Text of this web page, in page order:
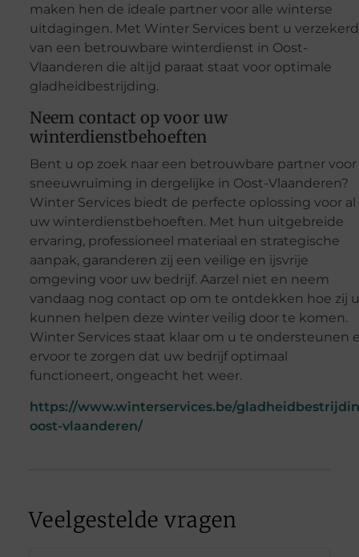
maken hen de ideale partner voor alle winterse
uitdagingen. Met Winter Services bent u verzekerd
van een betrouwbare winterdienst in Oost-
Vlaanderen die altijd paraat staat voor optimale
gladheidbestrijding.
Neem contact op voor uw
winterdienstbehoeften
Bent u op zoek naar een betrouwbare partner voor
sneeuwruiming in dergelijke in Oost-Vlaanderen?
Winter Services biedt de perfecte oplossing voor al
uw winterdienstbehoeften. Met hun uitgebreide
ervaring, professioneel materiaal en strategische
aanpak, garanderen zij een veilige en ijsvrije
omgeving voor uw bedrijf. Aarzel niet en neem
vandaag nog contact op om te ontdekken hoe zij u
kunnen helpen deze winter veilig door te komen.
Winter Services staat klaar om u te ondersteunen
ervoor te zorgen dat uw bedrijf optimaal
functioneert, ongeacht het weer.
https://www.winterservices.be/
oost-vlaanderen/
Veelgestelde vragen